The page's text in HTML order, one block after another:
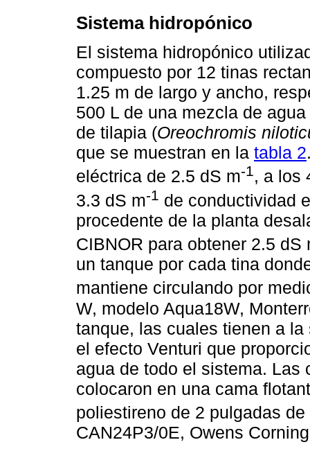
Sistema hidropónico
El sistema hidropónico
compuesto por 12 tinas
1.25 m de largo y ancho,
500 L de una mezcla de
de tilapia (Oreochromis
que se muestran en la tabla 2
eléctrica de 2.5 dS m-1, a los
3.3 dS m-1 de conductividad
procedente de la planta
CIBNOR para obtener 2.5 dS
un tanque por cada tina
mantiene circulando por
W, modelo Aqua18W,
tanque, las cuales tienen a
el efecto Venturi que
agua de todo el sistema.
colocaron en una cama
poliestireno de 2 pulgadas
CAN24P3/0E, Owens